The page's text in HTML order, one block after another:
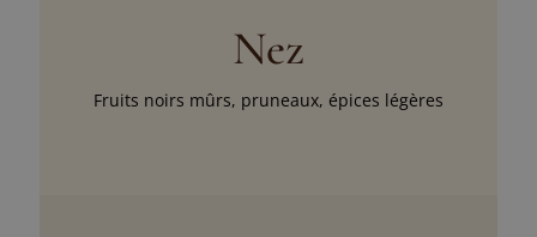
Nez
Fruits noirs mûrs, pruneaux, épices légères